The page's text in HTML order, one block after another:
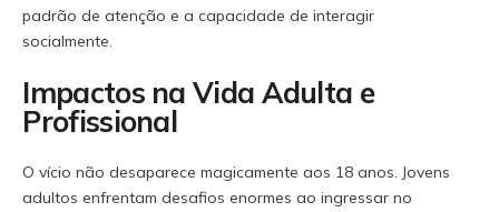
padrão de atenção e a capacidade de interagir
socialmente.
Impactos na Vida Adulta e
Profissional
O vício não desaparece magicamente aos 18 anos. Jovens
adultos enfrentam desafios enormes ao ingressar no